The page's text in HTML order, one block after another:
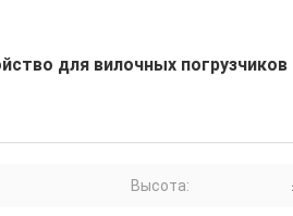
для вилочных
Высота: